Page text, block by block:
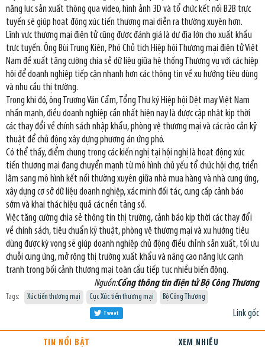
năng lực sản xuất thông qua video, hình ảnh 3D và tổ chức kết nối B2B trực
tuyến sẽ giúp hoạt động xúc tiến thương mại diễn ra thường xuyên hơn.
Lĩnh vực thương mại điện tử cũng được đánh giá là dư địa lớn cho xuất khẩu
trực tuyến. Ông Bùi Trung Kiên, Phó Chủ tịch Hiệp hội Thương mại điện tử Việt
Nam đề xuất tăng cường chia sẻ dữ liệu giữa hệ thống Thương vụ với các hiệp
hội để doanh nghiệp tiếp cận nhanh hơn các thông tin về xu hướng tiêu dùng
và nhu cầu thị trường.
Trong khi đó, ông Trương Văn Cẩm, Tổng Thư ký Hiệp hội Dệt may Việt Nam
nhấn mạnh, điều doanh nghiệp cần nhất hiện nay là được cập nhật kịp thời
các thay đổi về chính sách nhập khẩu, phòng vệ thương mại và các rào cản kỹ
thuật để chủ động xây dựng phương án ứng phó.
Có thể thấy, điểm chung trong các kiến nghị tại hội nghị là hoạt động xúc
tiến thương mại đang chuyển mạnh từ mô hình chủ yếu tổ chức hội chợ, triển
lãm sang mô hình kết nối thường xuyên giữa nhà mua hàng và nhà cung ứng,
xây dựng cơ sở dữ liệu doanh nghiệp, xác minh đối tác, cung cấp cảnh báo
sớm và khai thác hiệu quả các nền tảng số.
Việc tăng cường chia sẻ thông tin thị trường, cảnh báo kịp thời các thay đổi
về chính sách, tiêu chuẩn kỹ thuật, phòng vệ thương mại và xu hướng tiêu
dùng được kỳ vọng sẽ giúp doanh nghiệp chủ động điều chỉnh sản xuất, tối ưu
chuỗi cung ứng, mở rộng thị trường xuất khẩu và nâng cao năng lực cạnh
tranh trong bối cảnh thương mại toàn cầu tiếp tục nhiều biến động.
Nguồn:Cổng thông tin điện tử Bộ Công Thương
Tags: Xúc tiến thương mại Cục Xúc tiến thương mại Bộ Công Thương
Link gốc
Tweet
TIN NỔI BẬT XEM NHIỀU